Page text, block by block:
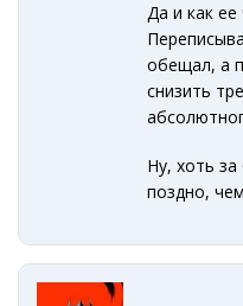
Да и как ее
обещал, а
снизить
Ну, хоть
поздно,